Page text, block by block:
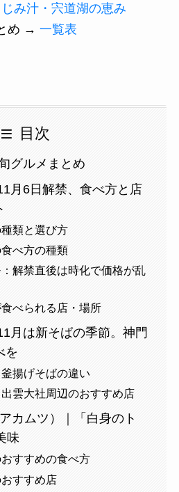
じみ汁・宍道湖の恵み
め → 一覧表
目次
グルメまとめ
月6日解禁、食べ方と店
類と選び方
べ方の種類
解禁直後は時化で価格が乱
べられる店・場所
月は新そばの季節。神門
を
揚げそばの違い
雲大社周辺のおすすめ店
カムツ）｜「白身のト
味
すすめの食べ方
すすめ店